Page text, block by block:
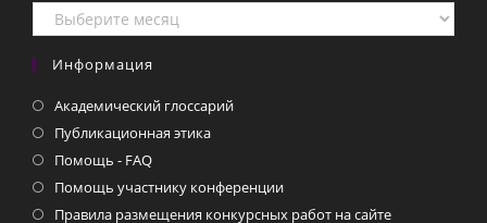
Архивы
СМИ
Информация
Академический глоссарий
Публикационная этика
Помощь - FAQ
Помощь участнику конференции
Правила размещения конкурсных работ на сайте